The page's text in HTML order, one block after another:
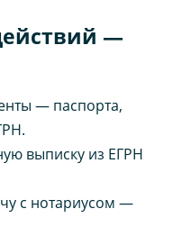
—
— паспорта,
выписку из ЕГРН
с нотариусом —